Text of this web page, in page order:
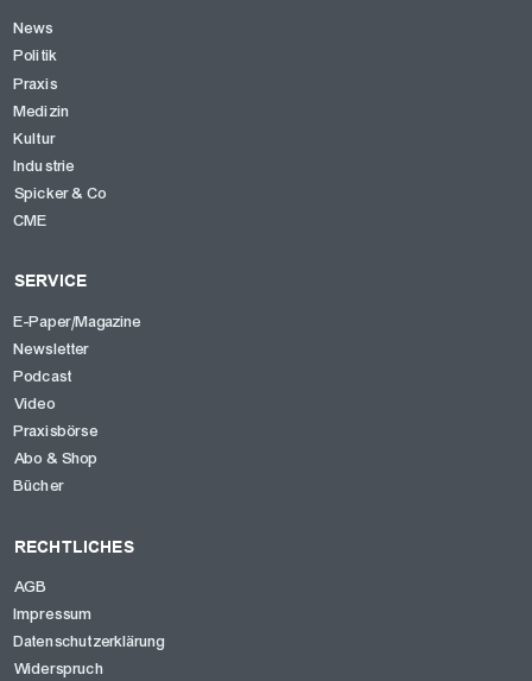
News
Politik
Praxis
Medizin
Kultur
Industrie
Spicker & Co
CME
SERVICE
E-Paper/Magazine
Newsletter
Podcast
Video
Praxisbörse
Abo & Shop
Bücher
RECHTLICHES
AGB
Impressum
Datenschutzerklärung
Widerspruch